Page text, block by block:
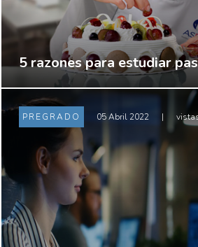
5 razones para estudiar
PREGRADO 05 Abril 2022 |